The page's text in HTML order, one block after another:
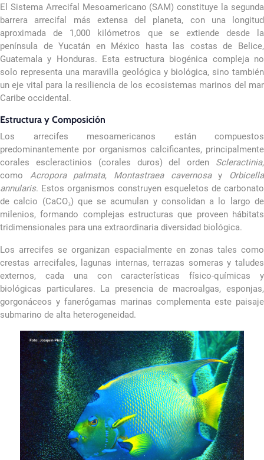
El Sistema Arrecifal Mesoamericano (SAM) constituye la segunda
barrera arrecifal más extensa del planeta, con una longitud
aproximada de 1,000 kilómetros que se extiende desde la
península de Yucatán en México hasta las costas de Belice,
Guatemala y Honduras. Esta estructura biogénica compleja no
solo representa una maravilla geológica y biológica, sino también
un eje vital para la resiliencia de los ecosistemas marinos del mar
Caribe occidental.
Estructura y Composición
Los arrecifes mesoamericanos están compuestos
predominantemente por organismos calcificantes, principalmente
corales escleractinios (corales duros) del orden Scleractinia,
como Acropora palmata, Montastraea cavernosay
Orbicella
annularis. Estos organismos construyen esqueletos de carbonato
de calcio (CaCO₃) que se acumulan y consolidan a lo largo de
milenios, formando complejas estructuras que proveen hábitats
tridimensionales para una extraordinaria diversidad biológica.
Los arrecifes se organizan espacialmente en zonas tales como
crestas arrecifales, lagunas internas, terrazas someras y taludes
externos, cada una con características físico-químicas y
biológicas particulares. La presencia de macroalgas, esponjas,
gorgonáceos y fanerógamas marinas complementa este paisaje
submarino de alta heterogeneidad.